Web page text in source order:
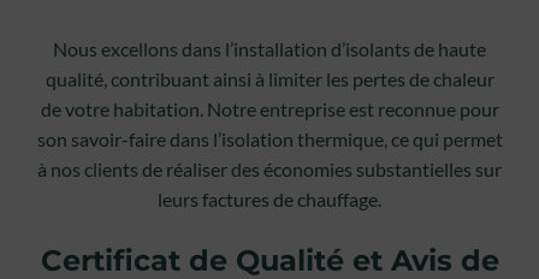
Nous excellons dans l’installation d’isolants de haute
qualité, contribuant ainsi à limiter les pertes de chaleur
de votre habitation. Notre entreprise est reconnue pour
son savoir-faire dans l’isolation thermique, ce qui permet
à nos clients de réaliser des économies substantielles sur
leurs factures de chauffage.
Certificat de Qualité et Avis de